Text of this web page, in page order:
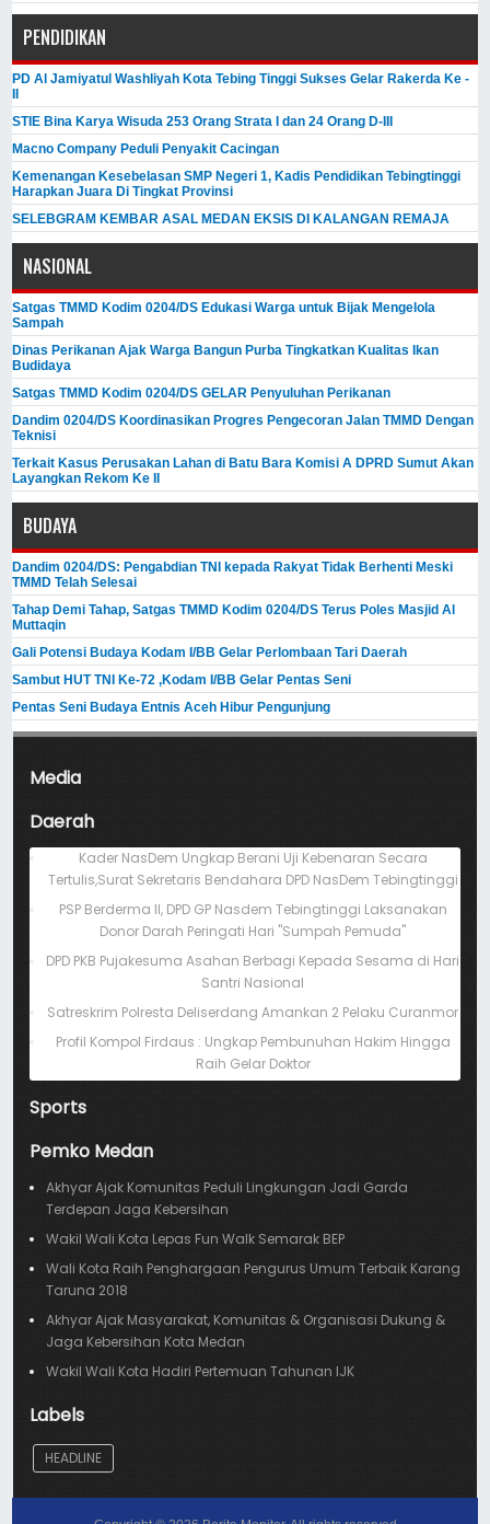
PENDIDIKAN
PD Al Jamiyatul Washliyah Kota Tebing Tinggi Sukses Gelar Rakerda Ke -
STIE Bina Karya Wisuda 253 Orang Strata I dan 24 Orang D-III
Macno Company Peduli Penyakit Cacingan
Kemenangan Kesebelasan SMP Negeri 1, Kadis Pendidikan Tebingtinggi
Harapkan Juara Di Tingkat Provinsi
SELEBGRAM KEMBAR ASAL MEDAN EKSIS DI KALANGAN REMAJA
NASIONAL
Satgas TMMD Kodim 0204/DS Edukasi Warga untuk Bijak Mengelola
Sampah
Dinas Perikanan Ajak Warga Bangun Purba Tingkatkan Kualitas Ikan
Budidaya
Satgas TMMD Kodim 0204/DS GELAR Penyuluhan Perikanan
Dandim 0204/DS Koordinasikan Progres Pengecoran Jalan TMMD Dengan
Teknisi
Terkait Kasus Perusakan Lahan di Batu Bara Komisi A DPRD Sumut Akan
Layangkan Rekom Ke II
BUDAYA
Dandim 0204/DS: Pengabdian TNI kepada Rakyat Tidak Berhenti Meski ​
TMMD Telah Selesai
Tahap Demi Tahap, Satgas TMMD Kodim 0204/DS Terus Poles Masjid Al
Muttaqin
Gali Potensi Budaya Kodam I/BB Gelar Perlombaan Tari Daerah
Sambut HUT TNI Ke-72 ,Kodam I/BB Gelar Pentas Seni
Pentas Seni Budaya Entnis Aceh Hibur Pengunjung
Media
Daerah
Kader NasDem Ungkap Berani Uji Kebenaran Secara
Tertulis,Surat Sekretaris Bendahara DPD NasDem Tebingtinggi
PSP Berderma II, DPD GP Nasdem Tebingtinggi Laksanakan
Donor Darah Peringati Hari "Sumpah Pemuda"
DPD PKB Pujakesuma Asahan Berbagi Kepada Sesama di Hari
Santri Nasional
Satreskrim Polresta Deliserdang Amankan 2 Pelaku Curanmor
Profil Kompol Firdaus : Ungkap Pembunuhan Hakim Hingga
Raih Gelar Doktor
Sports
Pemko Medan
Akhyar Ajak Komunitas Peduli Lingkungan Jadi Garda
Terdepan Jaga Kebersihan
Wakil Wali Kota Lepas Fun Walk Semarak BEP
Wali Kota Raih Penghargaan Pengurus Umum Terbaik Karang
Taruna 2018
Akhyar Ajak Masyarakat, Komunitas & Organisasi Dukung &
Jaga Kebersihan Kota Medan
Wakil Wali Kota Hadiri Pertemuan Tahunan IJK
Labels
HEADLINE